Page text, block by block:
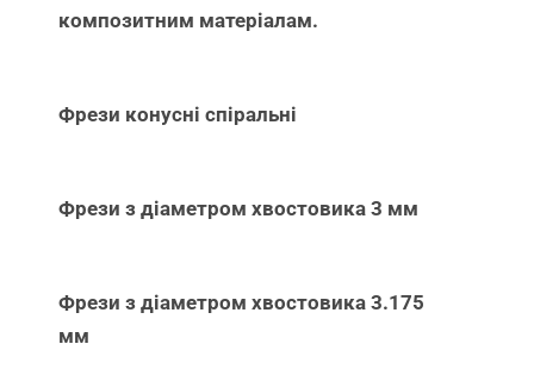
композитним матеріалам.
Фрези конусні спіральні
Фрези з діаметром хвостовика 3 мм
Фрези з діаметром хвостовика 3.175
мм